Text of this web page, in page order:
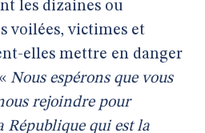
les dizaines ou
voilées, victimes et
elles mettre en danger
Nous espérons que vous
rejoindre pour
République qui est la